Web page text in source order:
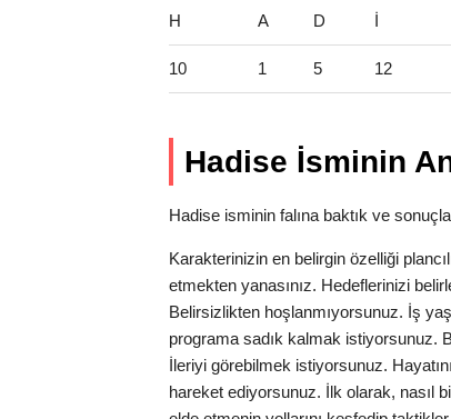
H A D İ
10 1 5 12
Hadise İsminin
Hadise isminin falına baktık ve
Karakterinizin en belirgin özelliği
etmekten yanasınız. Hedeflerinizi
Belirsizlikten hoşlanmıyorsunuz. İş
programa sadık kalmak istiyorsunuz.
İleriyi görebilmek istiyorsunuz.
hareket ediyorsunuz. İlk olarak, nasıl